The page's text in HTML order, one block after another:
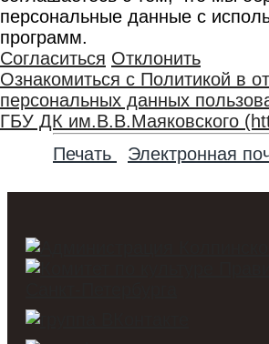
Печать Электронная
персональные данные с
программ.
Согласиться Отклонить
Ознакомиться с Политикой в
персональных данных
ГБУ ДК им.В.В.Маяковского